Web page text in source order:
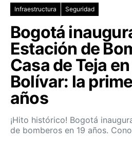
Infraestructura Seguridad
Bogotá
Estación de
Casa de Teja
Bolívar: la
años
¡Hito histórico! Bogotá
de bomberos en 19 años.